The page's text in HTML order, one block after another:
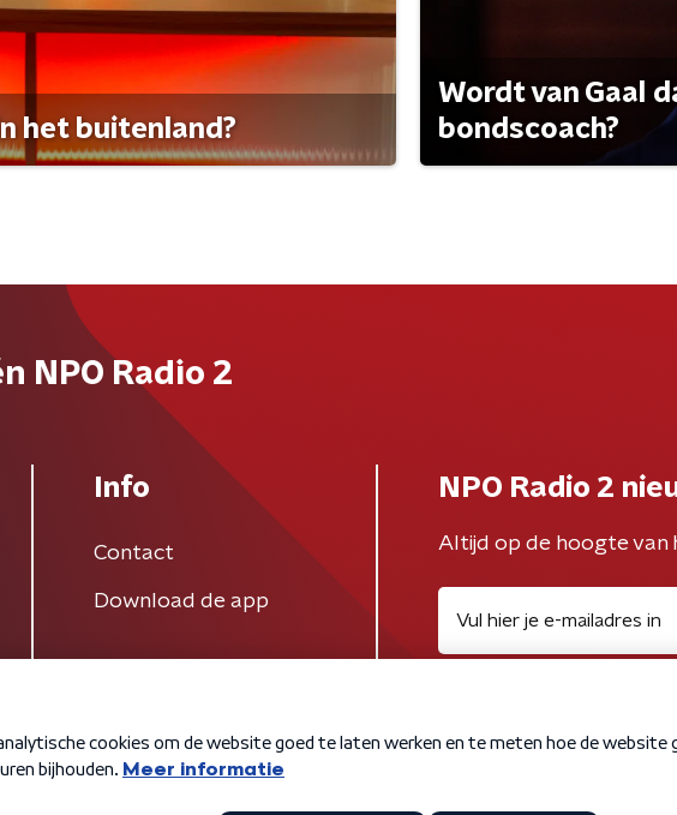
het buitenland?
Wordt van Gaal
bondscoach?
NPO Radio 2
Info
Contact
Download de app
NPO Radio 2
Altijd op de hoogte van